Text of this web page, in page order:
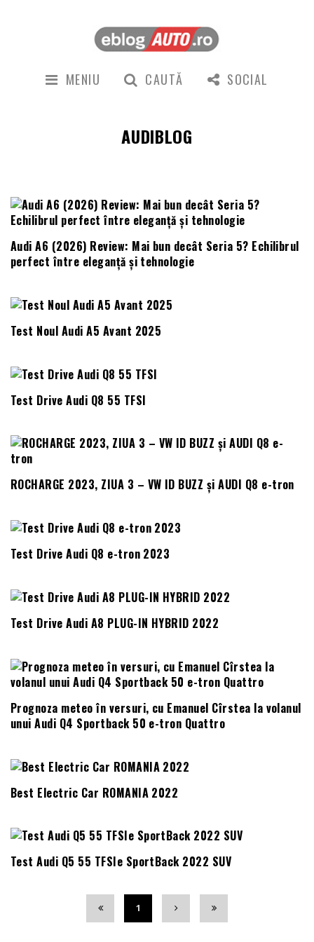
MENIU CAUTĂ SOCIAL
AUDIBLOG
Audi A6 (2026) Review: Mai bun decât Seria 5? Echilibrul
perfect între eleganță și tehnologie
Test Noul Audi A5 Avant 2025
Test Drive Audi Q8 55 TFSI
ROCHARGE 2023, ZIUA 3 – VW ID BUZZ și AUDI Q8 e-tron
Test Drive Audi Q8 e-tron 2023
Test Drive Audi A8 PLUG-IN HYBRID 2022
Prognoza meteo în versuri, cu Emanuel Cîrstea la volanul
unui Audi Q4 Sportback 50 e-tron Quattro
Best Electric Car ROMANIA 2022
Test Audi Q5 55 TFSIe SportBack 2022 SUV
1